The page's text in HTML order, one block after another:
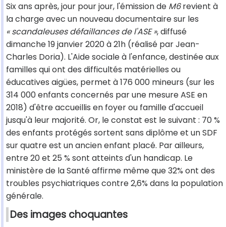
Six ans après, jour pour jour, l'émission de M6revient à
la charge avec un nouveau documentaire sur les
« scandaleuses défaillances de l'ASE », diffusé
dimanche 19 janvier 2020 à 21h (réalisé par Jean-
Charles Doria). L'Aide sociale à l'enfance, destinée aux
familles qui ont des difficultés matérielles ou
éducatives aigües, permet à 176 000 mineurs (sur les
314 000 enfants concernés par une mesure ASE en
2018) d'être accueillis en foyer ou famille d'accueil
jusqu'à leur majorité. Or, le constat est le suivant : 70 %
des enfants protégés sortent sans diplôme et un SDF
sur quatre est un ancien enfant placé. Par ailleurs,
entre 20 et 25 % sont atteints d'un handicap. Le
ministère de la Santé affirme même que 32% ont des
troubles psychiatriques contre 2,6% dans la population
générale.
Des images choquantes